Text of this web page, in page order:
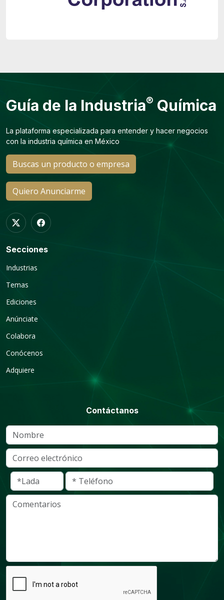
Guía de la Industria® Química
La plataforma especializada para entender y hacer negocios
con la industria química en México
Buscas un producto o empresa
Quiero Anunciarme
Secciones
Industrias
Temas
Ediciones
Anúnciate
Colabora
Conócenos
Adquiere
Contáctanos